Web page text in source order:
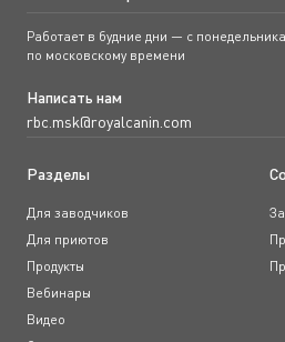
Работает в будние дни — с
по московскому времени
Написать нам
rbc.msk@royalcanin.com
Разделы
Для заводчиков
Для приютов
Продукты
Вебинары
Видео